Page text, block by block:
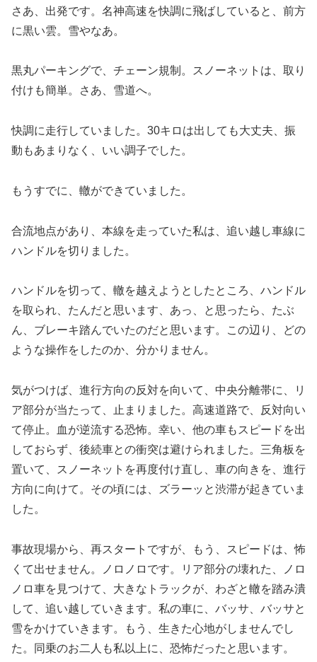
さあ、出発です。名神高速を快調に飛ばしていると、前方
に黒い雲。雪やなあ。
黒丸パーキングで、チェーン規制。スノーネットは、取り
付けも簡単。さあ、雪道へ。
快調に走行していました。30キロは出しても大丈夫、振
動もあまりなく、いい調子でした。
もうすでに、轍ができていました。
合流地点があり、本線を走っていた私は、追い越し車線に
ハンドルを切りました。
ハンドルを切って、轍を越えようとしたところ、ハンドル
を取られ、たんだと思います、あっ、と思ったら、たぶ
ん、ブレーキ踏んでいたのだと思います。この辺り、どの
ような操作をしたのか、分かりません。
気がつけば、進行方向の反対を向いて、中央分離帯に、リ
ア部分が当たって、止まりました。高速道路で、反対向い
て停止。血が逆流する恐怖。幸い、他の車もスピードを出
しておらず、後続車との衝突は避けられました。三角板を
置いて、スノーネットを再度付け直し、車の向きを、進行
方向に向けて。その頃には、ズラーッと渋滞が起きていま
した。
事故現場から、再スタートですが、もう、スピードは、怖
くて出せません。ノロノロです。リア部分の壊れた、ノロ
ノロ車を見つけて、大きなトラックが、わざと轍を踏み潰
して、追い越していきます。私の車に、バッサ、バッサと
雪をかけていきます。もう、生きた心地がしませんでし
た。同乗のお二人も私以上に、恐怖だったと思います。